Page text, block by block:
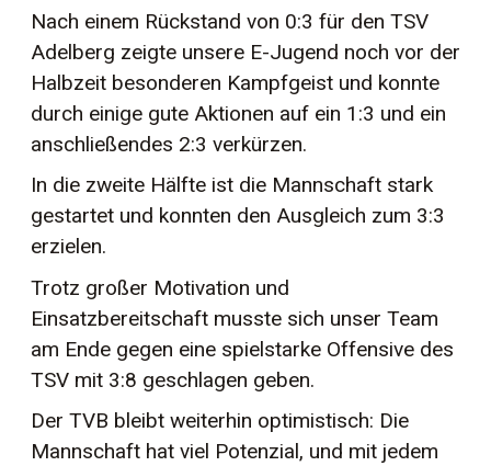
Nach einem Rückstand von 0:3 für den TSV
Adelberg zeigte unsere E-Jugend noch vor der
Halbzeit besonderen Kampfgeist und konnte
durch einige gute Aktionen auf ein 1:3 und ein
anschließendes 2:3 verkürzen.
In die zweite Hälfte ist die Mannschaft stark
gestartet und konnten den Ausgleich zum 3:3
erzielen.
Trotz großer Motivation und
Einsatzbereitschaft musste sich unser Team
am Ende gegen eine spielstarke Offensive des
TSV mit 3:8 geschlagen geben.
Der TVB bleibt weiterhin optimistisch: Die
Mannschaft hat viel Potenzial, und mit jedem